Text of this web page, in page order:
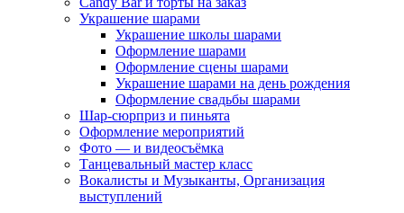
Украшение шарами
Украшение школы шарами
Оформление шарами
Оформление сцены шарами
Украшение шарами на день рождения
Оформление свадьбы шарами
Шар-сюрприз и пиньята
Оформление мероприятий
Фото — и видеосъёмка
Танцевальный мастер класс
Вокалисты и Музыканты, Организация
выступлений